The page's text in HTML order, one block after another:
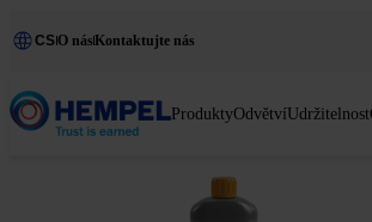
CSO násKontaktujte nás
ProduktyOdvětvíUdržitelnost